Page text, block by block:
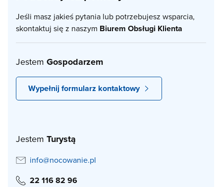
Jeśli masz jakieś pytania lub potrzebujesz wsparcia,
skontaktuj się z naszym Biurem Obsługi Klienta
Jestem Gospodarzem
Wypełnij formularz kontaktowy
Jestem Turystą
info@nocowanie.pl
22 116 82 96